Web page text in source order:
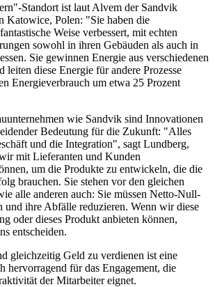
Standort ist laut Alvem der Sandvik
Katowice, Polen: "Sie haben die
Weise verbessert, mit echten
sowohl in ihren Gebäuden als auch in
Sie gewinnen Energie aus verschiedenen
leiten diese Energie für andere Prozesse
Energieverbrauch um etwa 25 Prozent
wie Sandvik sind Innovationen
Bedeutung für die Zukunft: "Alles
und die Integration", sagt Lundberg,
mit Lieferanten und Kunden
um die Produkte zu entwickeln, die die
brauchen. Sie stehen vor den gleichen
alle anderen auch: Sie müssen Netto-Null-
und ihre Abfälle reduzieren. Wenn wir diese
oder dieses Produkt anbieten können,
entscheiden.
gleichzeitig Geld zu verdienen ist eine
hervorragend für das Engagement, die
der Mitarbeiter eignet.